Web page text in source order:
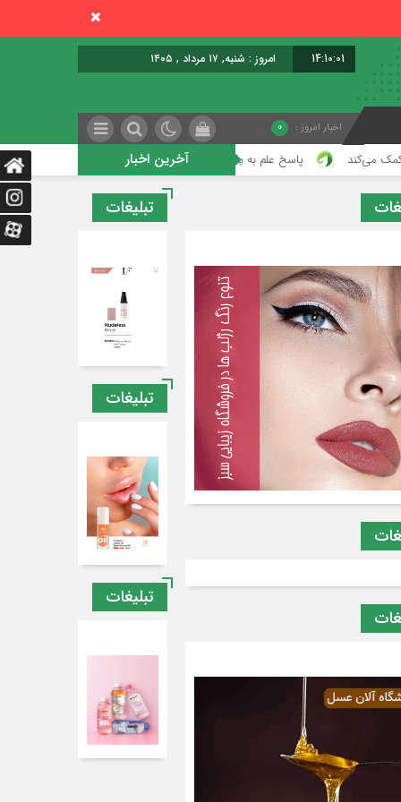
14:10:02 امروز : شنبه, ۱۷ مرداد , ۱۴۰۵
اخبار امروز : 0
آخرین اخبار
پاسخ علم به یکی از قدیمی‌ترین پرسش‌های بشر؛ مغز چگونه تصمیم می‌گیرد عاشق
تبلیغات
تبلیغات
تبلیغات